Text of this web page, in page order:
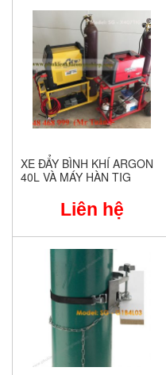
XE ĐẨY BÌNH KHÍ ARGON
40L VÀ MÁY HÀN TIG
Liên hệ